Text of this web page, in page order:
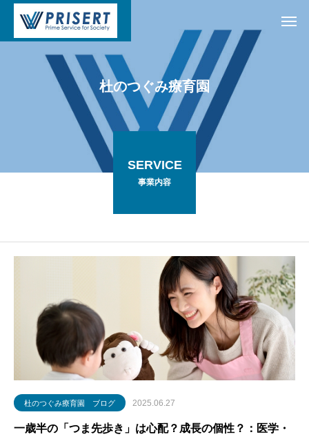
杜のつ ぐみ療育園
SERVICE
事業内容
杜のつぐみ療育園 ブログ 2025.06.27
一歳半の「つま先歩き」は心配？成長の個性？：医学・